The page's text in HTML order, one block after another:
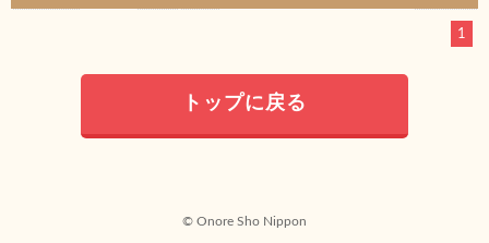
1
トップに戻る
© Onore Sho Nippon